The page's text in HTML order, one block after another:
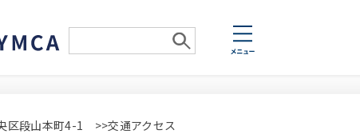
区段山本町4-1 >>交通アクセス